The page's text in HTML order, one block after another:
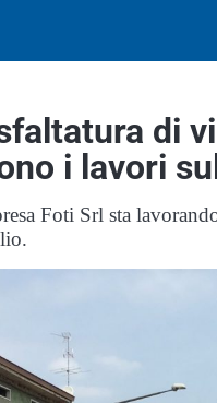
di
i lavori
Foti Srl sta